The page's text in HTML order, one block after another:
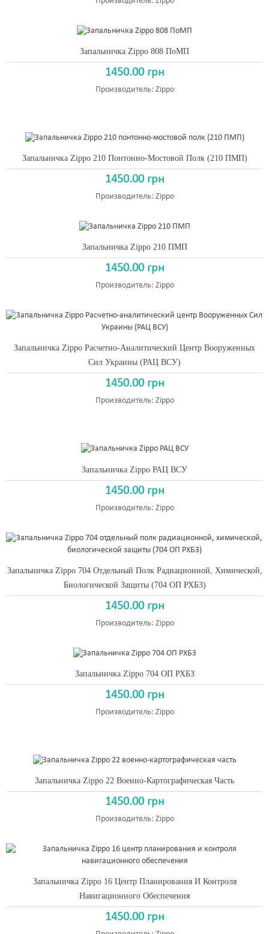
Запальничка Zippo 808 ПоМП
1450.00 грн
Производитель: Zippo
Запальничка Zippo 210 Понтонно-Мостовой Полк (210 ПМП)
1450.00 грн
Производитель: Zippo
Запальничка Zippo 210 ПМП
1450.00 грн
Производитель: Zippo
Запальничка Zippo Расчетно-Аналитический Центр Вооруженных
Сил Украины (РАЦ ВСУ)
1450.00 грн
Производитель: Zippo
Запальничка Zippo РАЦ ВСУ
1450.00 грн
Производитель: Zippo
Запальничка Zippo 704 Отдельный Полк Радиационной, Химической,
Биологической Защиты (704 ОП РХБЗ)
1450.00 грн
Производитель: Zippo
Запальничка Zippo 704 ОП РХБЗ
1450.00 грн
Производитель: Zippo
Запальничка Zippo 22 Военно-Картографическая Часть
1450.00 грн
Производитель: Zippo
Запальничка Zippo 16 Центр Планирования И Контроля
Навигационного Обеспечения
1450.00 грн